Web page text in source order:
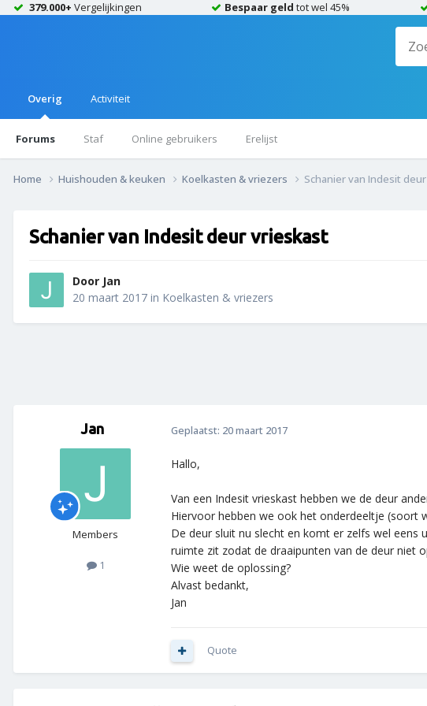
379.000+ Vergelijkingen Bespaar geld tot wel 45%
Overig
Forums Staf Online gebruikers Erelijst
Activiteit
Home Huishouden & keuken Koelkasten & vriezers Schanier van Indesit
Schanier van Indesit deur vrieskast
Door Jan
20 maart 2017 in Koelkasten & vriezers
Jan
Members
1
Geplaatst: 20 maart 2017
Hallo,
Van een Indesit vrieskast hebben we de deur
Hiervoor hebben we ook het onderdeeltje (soort
De deur sluit nu slecht en komt er zelfs wel eens
ruimte zit zodat de draaipunten van de deur niet
Wie weet de oplossing?
Alvast bedankt,
Jan
Quote